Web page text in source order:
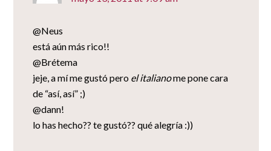
@Neus
está aún más rico!!
@Brétema
jeje, a mí me gustó pero el italianome pone cara
de “así, así” ;)
@dann!
lo has hecho?? te gustó?? qué alegría :))